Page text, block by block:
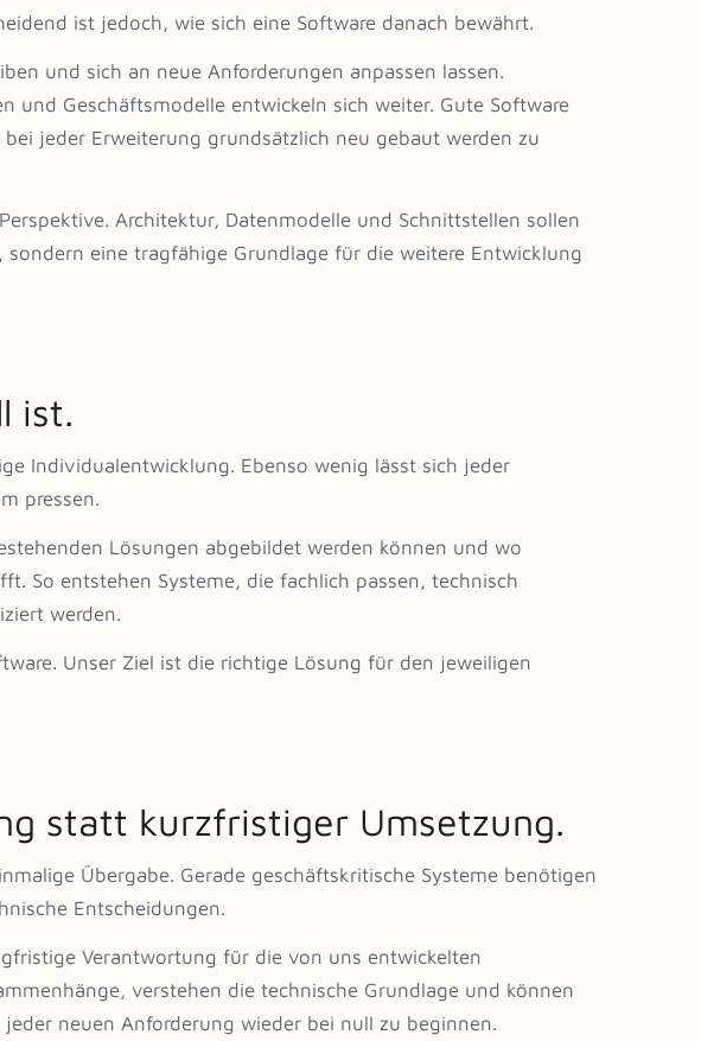
ist jedoch, wie sich eine Software danach bewährt.
und sich an neue Anforderungen anpassen lassen.
und Geschäftsmodelle entwickeln sich weiter. Gute Software
jeder Erweiterung grundsätzlich neu gebaut werden zu
Architektur, Datenmodelle und Schnittstellen sollen
eine tragfähige Grundlage für die weitere Entwicklung
ist.
Individualentwicklung. Ebenso wenig lässt sich jeder
pressen.
Lösungen abgebildet werden können und wo
So entstehen Systeme, die fachlich passen, technisch
werden.
Unser Ziel ist die richtige Lösung für den jeweiligen
statt kurzfristiger Umsetzung.
Übergabe. Gerade geschäftskritische Systeme benötigen
Entscheidungen.
Verantwortung für die von uns entwickelten
verstehen die technische Grundlage und können
neuen Anforderung wieder bei null zu beginnen.